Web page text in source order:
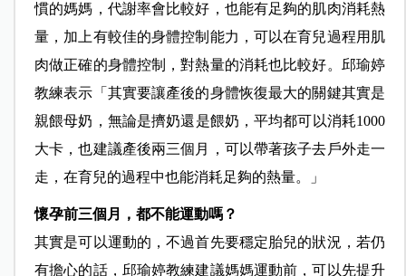
慣的媽媽，代謝率會比較好，也能有足夠的肌肉消耗熱
量，加上有較佳的身體控制能力，可以在育兒過程用肌
肉做正確的身體控制，對熱量的消耗也比較好。邱瑜婷
教練表示「其實要讓產後的身體恢復最大的關鍵其實是
親餵母奶，無論是擠奶還是餵奶，平均都可以消耗1000
大卡，也建議產後兩三個月，可以帶著孩子去戶外走一
走，在育兒的過程中也能消耗足夠的熱量。」
懷孕前三個月，都不能運動嗎？
其實是可以運動的，不過首先要穩定胎兒的狀況，若仍
有擔心的話，邱瑜婷教練建議媽媽運動前，可以先提升